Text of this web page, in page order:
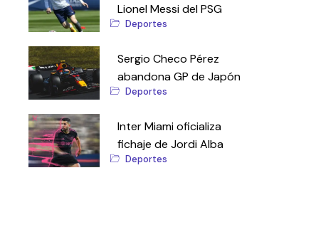
Lionel Messi del PSG
Deportes
Sergio Checo Pérez
abandona GP de Japón
Deportes
Inter Miami oficializa
fichaje de Jordi Alba
Deportes